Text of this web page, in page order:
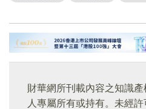
財華網所刊載內容之知識
人專屬所有或持有。未經